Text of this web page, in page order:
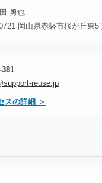
勇也
岡山県赤磐市桜が丘東5
381
reuse.jp
スの詳細 ＞